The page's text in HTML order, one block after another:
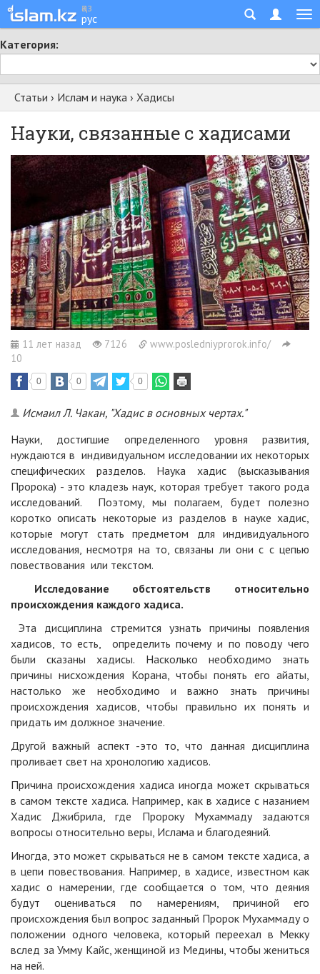
қаз
рус
Категория:
Статьи › Ислам и наука › Хадисы
Науки, связанные с хадисами
11 лет назад 7126
www.posledniyprorok.info/
10
0 0 0
Исмаил Л. Чакан, "Хадис в основных чертах."
Науки, достигшие определенного уровня развития,
нуждаются в индивидуальном исследовании их некоторых
специфических разделов. Наука хадис (высказывания
Пророка) - это кладезь наук, которая требует такого рода
исследований. Поэтому, мы полагаем, будет полезно
коротко описать некоторые из разделов в науке хадис,
которые могут стать предметом для индивидуального
исследования, несмотря на то, связаны ли они с с цепью
повествования или текстом.
Исследование обстоятельств относительно
происхождения каждого хадиса.
Эта дисциплина стремится узнать причины появления
хадисов, то есть, определить почему и по поводу чего
были сказаны хадисы. Насколько необходимо знать
причины нисхождения Корана, чтобы понять его айаты,
настолько же необходимо и важно знать причины
происхождения хадисов, чтобы правильно их понять и
придать им должное значение.
Другой важный аспект -это то, что данная дисциплина
проливает свет на хронологию хадисов.
Причина происхождения хадиса иногда может скрываться
в самом тексте хадиса. Например, как в хадисе с назанием
Хадис Джибрила, где Пророку Мухаммаду задаются
вопросы относительно веры, Ислама и благодеяний.
Иногда, это может скрываться не в самом тексте хадиса, а
в цепи повествования. Например, в хадисе, известном как
хадис о намерении, где сообщается о том, что деяния
будут оцениваться по намерениям, причиной его
происхождения был вопрос заданный Пророк Мухаммаду о
положении одного человекa, который переехал в Мекку
вслед за Умму Кайс, женщиной из Медины, чтобы жениться
на ней.